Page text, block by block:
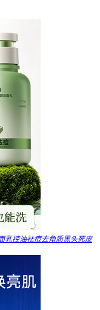
乳控油祛痘去角质黑头死皮